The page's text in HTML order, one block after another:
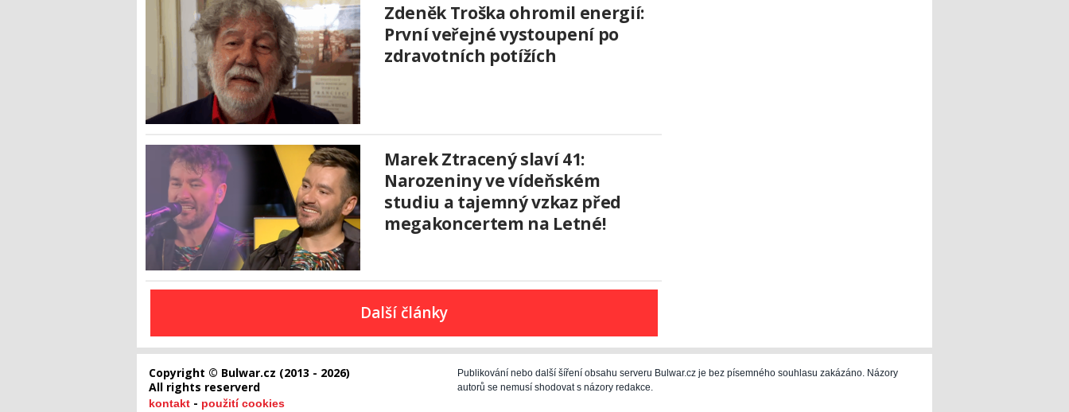
Zdeněk Troška ohromil energií:
První veřejné vystoupení po
zdravotních potížích
Marek Ztracený slaví 41:
Narozeniny ve vídeňském
studiu a tajemný vzkaz před
megakoncertem na Letné!
Další články
Copyright © Bulwar.cz (2013 - 2026)
All rights reserverd
kontakt - použití cookies
Publikování nebo další šíření obsahu serveru Bulwar.cz je bez písemného souhlasu zakázáno. Názory
autorů se nemusí shodovat s názory redakce.